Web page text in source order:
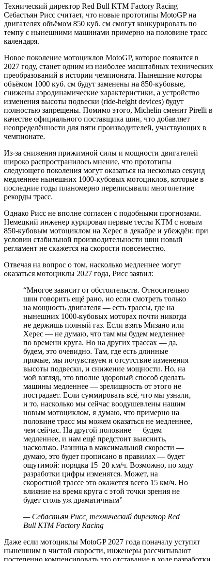
Технический директор Red Bull KTM Factory Racing
Себастьян Рисс считает, что новые прототипы MotoGP на
двигателях объёмом 850 куб. см смогут конкурировать по
темпу с нынешними машинами примерно на половине трасс
календаря.
Новое поколение мотоциклов MotoGP, которое появится в
2027 году, станет одним из наиболее масштабных технических
преобразований в истории чемпионата. Нынешние моторы
объёмом 1000 куб. см будут заменены на 850-кубовые,
снижены аэродинамические характеристики, а устройство
изменения высоты подвески (ride-height devices) будут
полностью запрещены. Помимо этого, Michelin сменит Pirelli в
качестве официального поставщика шин, что добавляет
неопределённости для пяти производителей, участвующих в
чемпионате.
Из-за снижения прижимной силы и мощности двигателей
широко распространилось мнение, что прототипы
следующего поколения могут оказаться на несколько секунд
медленнее нынешних 1000-кубовых мотоциклов, которые в
последние годы планомерно переписывали многолетние
рекорды трасс.
Однако Рисс не вполне согласен с подобными прогнозами.
Немецкий инженер курировал первые тесты KTM с новым
850-кубовым мотоциклом на Херес в декабре и убеждён: при
условии стабильной производительности шин новый
регламент не скажется на скорости повсеместно.
Отвечая на вопрос о том, насколько медленнее могут
оказаться мотоциклы 2027 года, Рисс заявил:
“Многое зависит от обстоятельств. Относительно
шин говорить ещё рано, но если смотреть только
на мощность двигателя — есть трассы, где на
нынешних 1000-кубовых моторах почти никогда
не держишь полный газ. Если взять Мизано или
Херес — не думаю, что там мы будем медленнее
по времени круга. Но на других трассах — да,
будем, это очевидно. Там, где есть длинные
прямые, мы почувствуем и отсутствие изменения
высоты подвески, и снижение мощности. Но, на
мой взгляд, это вполне здоровый способ сделать
машины медленнее — зрелищность от этого не
пострадает. Если суммировать всё, что мы узнали,
и то, насколько мы сейчас воодушевлены нашим
новым мотоциклом, я думаю, что примерно на
половине трасс мы можем оказаться не медленнее,
чем сейчас. На другой половине — будем
медленнее, и нам ещё предстоит выяснить,
насколько. Разница в максимальной скорости —
думаю, это будет прописано в правилах — будет
ощутимой: порядка 15–20 км/ч. Возможно, по ходу
разработки цифры изменятся. Может, на
скоростной трассе это окажется всего 15 км/ч. Но
влияние на время круга с этой точки зрения не
будет столь уж драматичным”
— Себастьян Рисс, технический директор Red
Bull KTM Factory Racing
Даже если мотоциклы MotoGP 2027 года поначалу уступят
нынешним в чистой скорости, инженеры рассчитывают
постепенно компенсировать это отставание в ходе разработки